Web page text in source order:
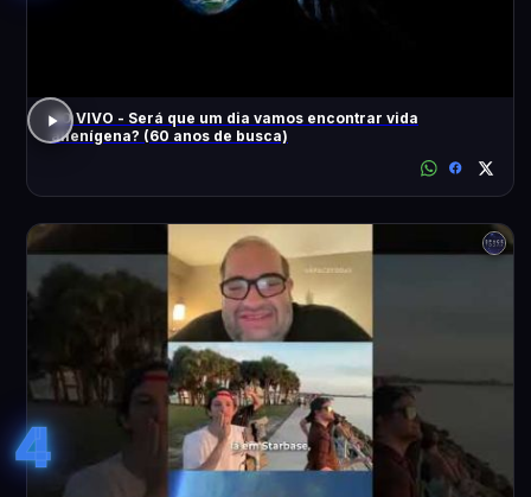
AO VIVO - Será que um dia vamos encontrar vida
alienígena? (60 anos de busca)
4